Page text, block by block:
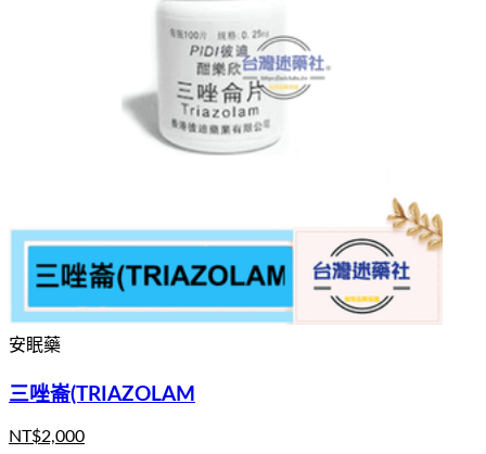
安眠藥
三唑崙(TRIAZOLAM
NT$2,000